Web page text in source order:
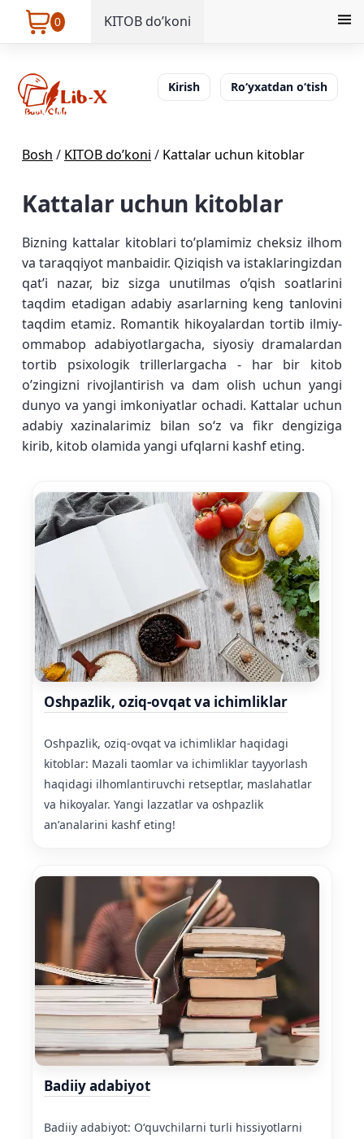
0 KITOB do’koni
Kirish Ro‘yxatdan o‘tish
Bosh / KITOB do’koni / Kattalar uchun kitoblar
Kattalar uchun kitoblar
Bizning kattalar kitoblari to’plamimiz cheksiz ilhom
va taraqqiyot manbaidir. Qiziqish va istaklaringizdan
qat’i nazar, biz sizga unutilmas o’qish soatlarini
taqdim etadigan adabiy asarlarning keng tanlovini
taqdim etamiz. Romantik hikoyalardan tortib ilmiy-
ommabop adabiyotlargacha, siyosiy dramalardan
tortib psixologik trillerlargacha - har bir kitob
o’zingizni rivojlantirish va dam olish uchun yangi
dunyo va yangi imkoniyatlar ochadi. Kattalar uchun
adabiy xazinalarimiz bilan soʻz va fikr dengiziga
kirib, kitob olamida yangi ufqlarni kashf eting.
Oshpazlik, oziq-ovqat va ichimliklar
Oshpazlik, oziq-ovqat va ichimliklar haqidagi
kitoblar: Mazali taomlar va ichimliklar tayyorlash
haqidagi ilhomlantiruvchi retseptlar, maslahatlar
va hikoyalar. Yangi lazzatlar va oshpazlik
anʼanalarini kashf eting!
Badiiy adabiyot
Badiiy adabiyot: Oʻquvchilarni turli hissiyotlarni